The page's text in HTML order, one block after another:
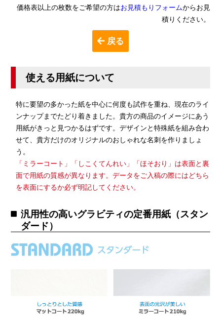
価格表以上の枚数をご希望の方はお見積もりフォームからお見
積りください。
戻る
使える用紙について
特に要望の多かった紙を中心に何度も試作を重ね、現在のライ
ンナップまでたどり着きました。貴方の商品のイメージにあう
用紙がきっと見つかるはずです。デザインと特殊紙を組み合わ
せて、貴方だけのオリジナルのおしゃれな名刺を作りましょ
う。
「ミラーコート」「しこくてんれい」「ほそおり」は表面と裏
面で用紙の質感が異なります。データをご入稿の際にはどちら
を表面にするか必ず明記してください。
汎用性の高いグラビティの定番用紙（スタン
ダード）